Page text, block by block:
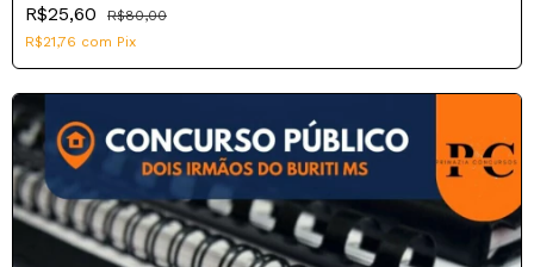
R$25,60
R$80,00
R$21,76 com Pix